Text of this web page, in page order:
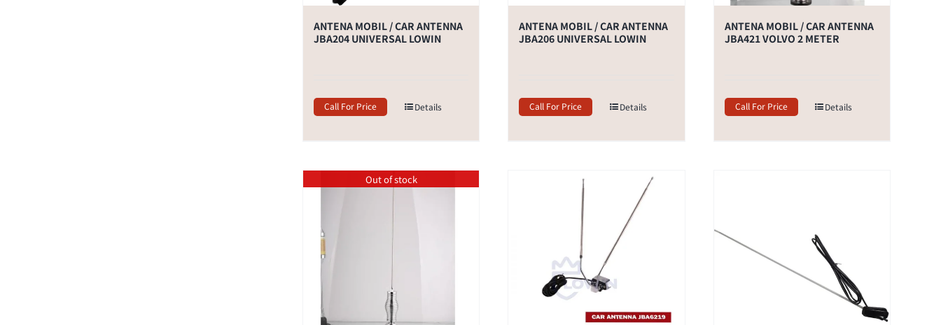
ANTENA MOBIL / CAR ANTENNA
JBA204 UNIVERSAL LOWIN
Call For Price Details
ANTENA MOBIL / CAR ANTENNA
JBA206 UNIVERSAL LOWIN
Call For Price Details
ANTENA MOBIL / CAR ANTENNA
JBA421 VOLVO 2 METER
Call For Price Details
Out of stock